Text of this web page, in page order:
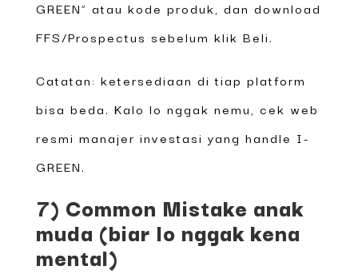
GREEN” atau kode produk, dan download
FFS/Prospectus sebelum klik Beli.
Catatan: ketersediaan di tiap platform
bisa beda. Kalo lo nggak nemu, cek web
resmi manajer investasi yang handle I-
GREEN.
7) Common Mistake anak
muda (biar lo nggak kena
mental)